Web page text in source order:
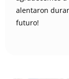
alentaron
futuro!